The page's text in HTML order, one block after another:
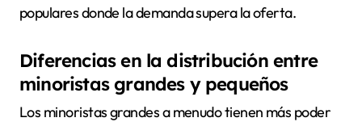
populares donde la demanda supera la oferta.
Diferencias en la distribución entre
minoristas grandes y pequeños
Los minoristas grandes a menudo tienen más poder